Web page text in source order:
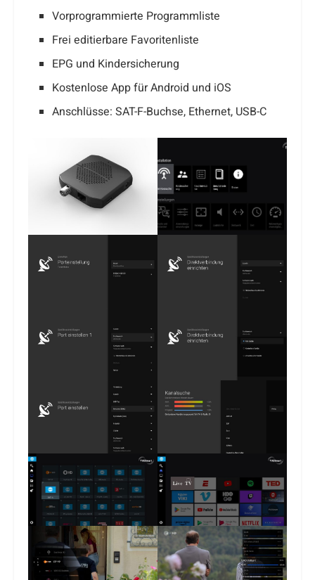
Vorprogrammierte Programmliste
Frei editierbare Favoritenliste
EPG und Kindersicherung
Kostenlose App für Android und iOS
Anschlüsse: SAT-F-Buchse, Ethernet, USB-C